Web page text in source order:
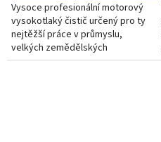
Vysoce profesionální motorový
vysokotlaký čistič určený pro ty
nejtěžší práce v průmyslu,
velkých zemědělských
provozech apod. Spolehlivý